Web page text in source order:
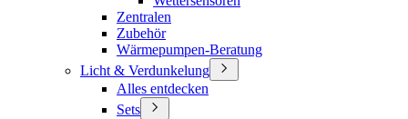
Zentralen
Zubehör
Wärmepumpen-Beratung
Licht & Verdunkelung
Alles entdecken
Sets